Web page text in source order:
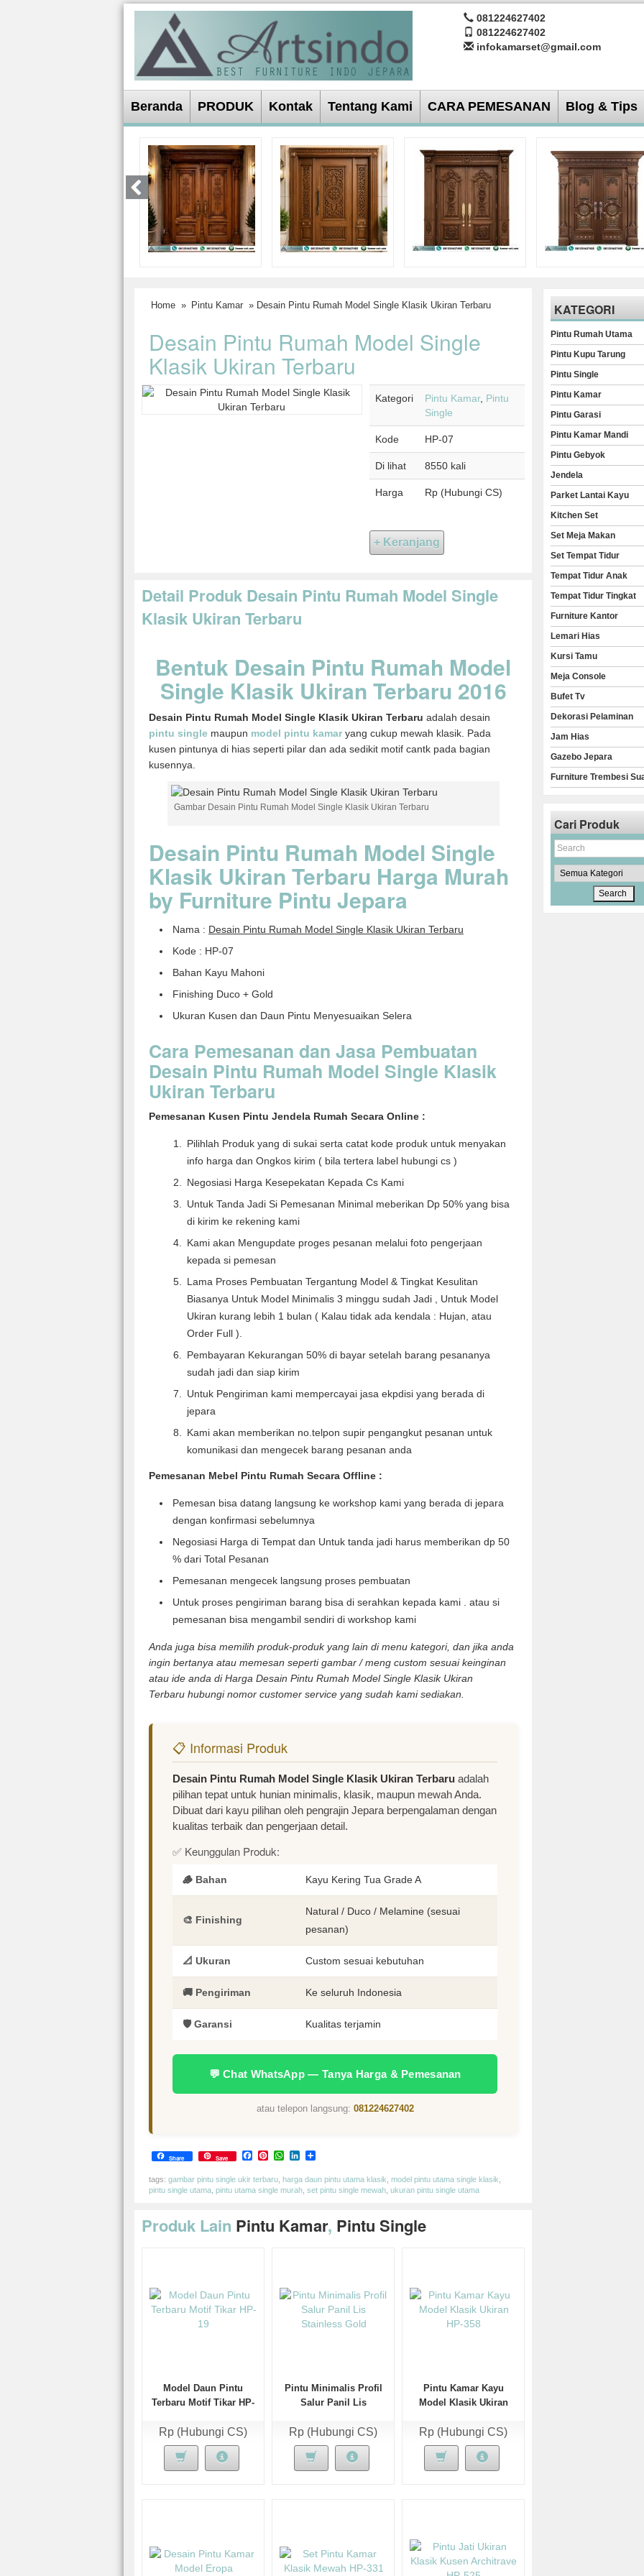
081224627402
081224627402
infokamarset@gmail.com
Beranda PRODUK Kontak Tentang Kami CARA PEMESANAN Blog & Tips
Home » Pintu Kamar » Desain Pintu Rumah Model Single Klasik Ukiran Terbaru
Desain Pintu Rumah Model Single
Klasik Ukiran Terbaru
Kategori Pintu Kamar, Pintu
Single
Kode HP-07
Di lihat 8550 kali
Harga Rp (Hubungi CS)
Detail Produk Desain Pintu Rumah Model Single
Klasik Ukiran Terbaru
Bentuk Desain Pintu Rumah Model
Single Klasik Ukiran Terbaru 2016
Desain Pintu Rumah Model Single Klasik Ukiran Terbaru adalah desain
pintu single maupun model pintu kamar yang cukup mewah klasik. Pada
kusen pintunya di hias seperti pilar dan ada sedikit motif cantk pada bagian
kusennya.
Gambar Desain Pintu Rumah Model Single Klasik Ukiran Terbaru
Desain Pintu Rumah Model Single
Klasik Ukiran Terbaru Harga Murah
by Furniture Pintu Jepara
Nama : Desain Pintu Rumah Model Single Klasik Ukiran Terbaru
Kode : HP-07
Bahan Kayu Mahoni
Finishing Duco + Gold
Ukuran Kusen dan Daun Pintu Menyesuaikan Selera
Cara Pemesanan dan Jasa Pembuatan
Desain Pintu Rumah Model Single Klasik
Ukiran Terbaru
Pemesanan Kusen Pintu Jendela Rumah Secara Online :
Pilihlah Produk yang di sukai serta catat kode produk untuk menyakan
info harga dan Ongkos kirim ( bila tertera label hubungi cs )
Negosiasi Harga Kesepekatan Kepada Cs Kami
Untuk Tanda Jadi Si Pemesanan Minimal meberikan Dp 50% yang bisa
di kirim ke rekening kami
Kami akan Mengupdate proges pesanan melalui foto pengerjaan
kepada si pemesan
Lama Proses Pembuatan Tergantung Model & Tingkat Kesulitan
Biasanya Untuk Model Minimalis 3 minggu sudah Jadi , Untuk Model
Ukiran kurang lebih 1 bulan ( Kalau tidak ada kendala : Hujan, atau
Order Full ).
Pembayaran Kekurangan 50% di bayar setelah barang pesananya
sudah jadi dan siap kirim
Untuk Pengiriman kami mempercayai jasa ekpdisi yang berada di
jepara
Kami akan memberikan no.telpon supir pengangkut pesanan untuk
komunikasi dan mengecek barang pesanan anda
Pemesanan Mebel Pintu Rumah Secara Offline :
Pemesan bisa datang langsung ke workshop kami yang berada di jepara
dengan konfirmasi sebelumnya
Negosiasi Harga di Tempat dan Untuk tanda jadi harus memberikan dp 50
% dari Total Pesanan
Pemesanan mengecek langsung proses pembuatan
Untuk proses pengiriman barang bisa di serahkan kepada kami . atau si
pemesanan bisa mengambil sendiri di workshop kami
Anda juga bisa memilih produk-produk yang lain di menu kategori, dan jika anda
ingin bertanya atau memesan seperti gambar / meng custom sesuai keinginan
atau ide anda di Harga Desain Pintu Rumah Model Single Klasik Ukiran
Terbaru hubungi nomor customer service yang sudah kami sediakan.
📋 Informasi Produk
Desain Pintu Rumah Model Single Klasik Ukiran Terbaru adalah
pilihan tepat untuk hunian minimalis, klasik, maupun mewah Anda.
Dibuat dari kayu pilihan oleh pengrajin Jepara berpengalaman dengan
kualitas terbaik dan pengerjaan detail.
✅ Keunggulan Produk:
🪵 Bahan Kayu Kering Tua Grade A
🎨 Finishing
Natural / Duco / Melamine (sesuai
pesanan)
📐 Ukuran Custom sesuai kebutuhan
🚚 Pengiriman Ke seluruh Indonesia
🛡️ Garansi Kualitas terjamin
💬 Chat WhatsApp — Tanya Harga & Pemesanan
atau telepon langsung: 081224627402
Share Save Facebook
Pinterest
WhatsApp
LinkedIn
tags: gambar pintu single ukir terbaru harga daun pintu utama klasik model pintu utama single klasik
pintu single utama pintu utama single murah set pintu single mewah ukuran pintu single utama
Produk Lain Pintu Kamar, Pintu Single
Model Daun Pintu
Terbaru Motif Tikar HP-
Rp (Hubungi CS)
Pintu Minimalis Profil
Salur Panil Lis
Rp (Hubungi CS)
Pintu Kamar Kayu
Model Klasik Ukiran
Rp (Hubungi CS)
KATEGORI
Pintu Rumah Utama
Pintu Kupu Tarung
Pintu Single
Pintu Kamar
Pintu Garasi
Pintu Kamar Mandi
Pintu Gebyok
Jendela
Parket Lantai Kayu
Kitchen Set
Set Meja Makan
Set Tempat Tidur
Tempat Tidur Anak
Tempat Tidur Tingkat
Furniture Kantor
Lemari Hias
Kursi Tamu
Meja Console
Bufet Tv
Dekorasi Pelaminan
Jam Hias
Gazebo Jepara
Furniture Trembesi
Cari Produk